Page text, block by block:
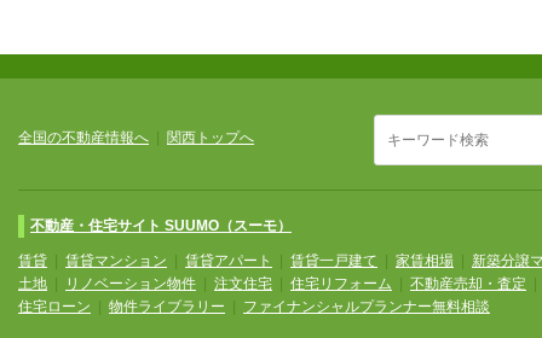
全国の不動産情報へ 関西トップへ
不動産・住宅サイト SUUMO（スーモ）
賃貸 賃貸マンション 賃貸アパート 賃貸一戸建て 家賃相場
新築分譲
土地
リノベーション物件 注文住宅 住宅リフォーム 不動産売却・査定
住宅ローン
物件ライブラリー ファイナンシャルプランナー無料相談